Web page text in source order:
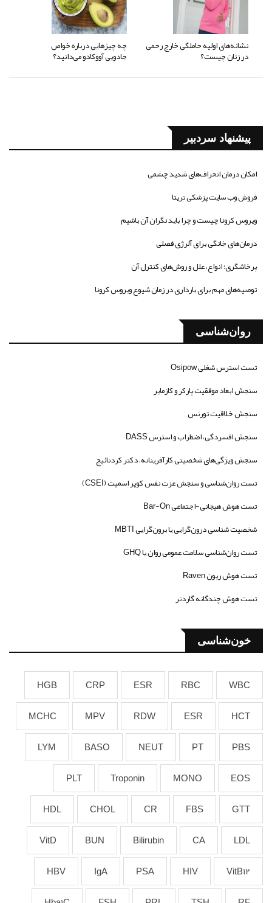
نشانه‌های اولیه حاملگی خارج رحمی
در زنان چیست؟
چه چیزهایی درباره خواص
جادویی آووکادو می‌دانید؟
پیشنهاد سردبیر
امکان درمان انحراف‌های شدید چشمی
فروش وب سایت پزشکی تریتا
ویروس کرونا چیست و چرا باید نگران آن باشیم
درمان‌های خانگی برای آلرژی فصلی
پرخاشگری؛ انواع، علل و روش‌های کنترل آن
توصیه‌های مهم برای بارداری در زمان شیوع ویروس کرونا
روان‌شناسی
تست استرس شغلی Osipow
سنجش ابعاد موفقیت پارکر و کازمایر
سنجش خلاقیت تورنس
سنجش افسردگی، اضطراب و استرس DASS
سنجش ویژگی‌های شخصیتی کارآفرینانه، دکتر کردنائیج
تست روان‌شناسی و سنجش عزت نفس کوپر اسمیت (CSEI)
تست هوش هیجانی-اجتماعی Bar-On
شخصیت شناسی درون‌گرایی یا برون‌گرایی MBTI
تست روان‌شناسی سلامت عمومی روان یا GHQ
تست هوش ریون Raven
تست هوش چندگانه گاردنر
خون‌شناسی
WBC
RBC
ESR
CRP
HGB
HCT
ESR
RDW
MPV
MCHC
PBS
PT
NEUT
BASO
LYM
EOS
MONO
Troponin
PLT
GTT
FBS
CR
CHOL
HDL
LDL
CA
Bilirubin
BUN
VitD
VitB12
HIV
PSA
IgA
HBV